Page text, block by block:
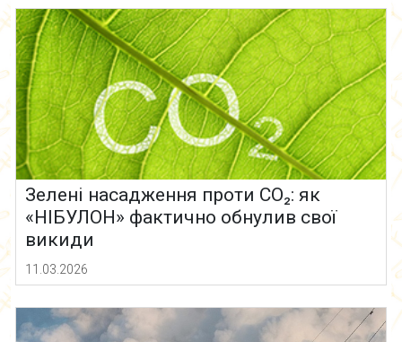
Зелені насадження проти CO₂: як
«НІБУЛОН» фактично обнулив свої
викиди
11.03.2026